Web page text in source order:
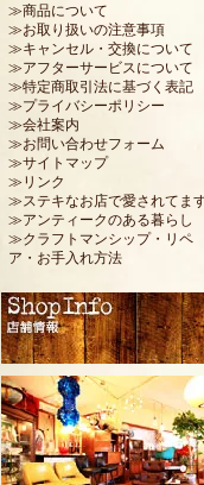
≫商品について
≫お取り扱いの注意事項
≫キャンセル・交換について
≫アフターサービスについて
≫特定商取引法に基づく表記
≫プライバシーポリシー
≫会社案内
≫お問い合わせフォーム
≫サイトマップ
≫リンク
≫ステキなお店で愛されてま
≫アンティークのある暮らし
≫クラフトマンシップ・リペ
ア・お手入れ方法